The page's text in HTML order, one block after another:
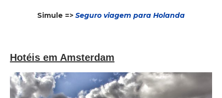
Simule => Seguro viagem para Holanda
Hotéis em Amsterdam